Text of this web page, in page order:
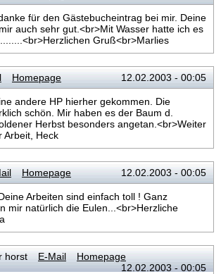
für den Gästebucheintrag bei mir. Deine
auch sehr gut.<br>Mit Wasser hatte ich es
Gruß<br>Marlies
Homepage 12.02.2003 - 00:05
andere HP hierher gekommen. Die
schön. Mir haben es der Baum d.
Herbst besonders angetan.<br>Weiter
Arbeit, Heck
Homepage 12.02.2003 - 00:05
Arbeiten sind einfach toll ! Ganz
mir natürlich die Eulen...<br>Herzliche
horst E-Mail
Homepage
12.02.2003 - 00:05